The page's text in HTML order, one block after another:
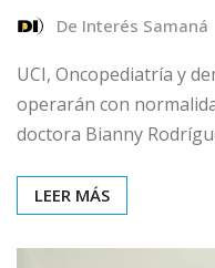
De Interés Samaná
UCI, Oncopediatría y
operarán con
doctora Bianny
LEER MÁS